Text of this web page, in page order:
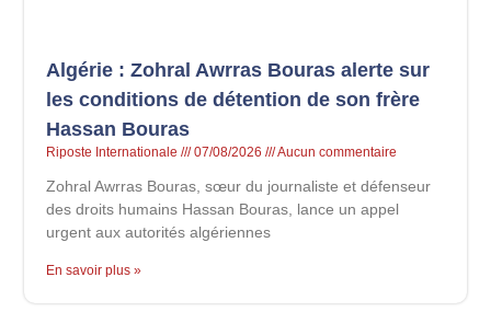
Algérie : Zohral Awrras Bouras alerte sur
les conditions de détention de son frère
Hassan Bouras
Riposte Internationale 07/08/2026 Aucun commentaire
Zohral Awrras Bouras, sœur du journaliste et défenseur
des droits humains Hassan Bouras, lance un appel
urgent aux autorités algériennes
En savoir plus »